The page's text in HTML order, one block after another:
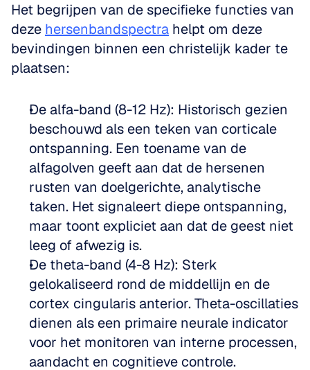
Het begrijpen van de specifieke functies van
deze hersenbandspectra helpt om deze
bevindingen binnen een christelijk kader te
plaatsen:
De alfa-band (8-12 Hz): Historisch gezien
beschouwd als een teken van corticale
ontspanning. Een toename van de
alfagolven geeft aan dat de hersenen
rusten van doelgerichte, analytische
taken. Het signaleert diepe ontspanning,
maar toont expliciet aan dat de geest niet
leeg of afwezig is.
De theta-band (4-8 Hz): Sterk
gelokaliseerd rond de middellijn en de
cortex cingularis anterior. Theta-oscillaties
dienen als een primaire neurale indicator
voor het monitoren van interne processen,
aandacht en cognitieve controle.